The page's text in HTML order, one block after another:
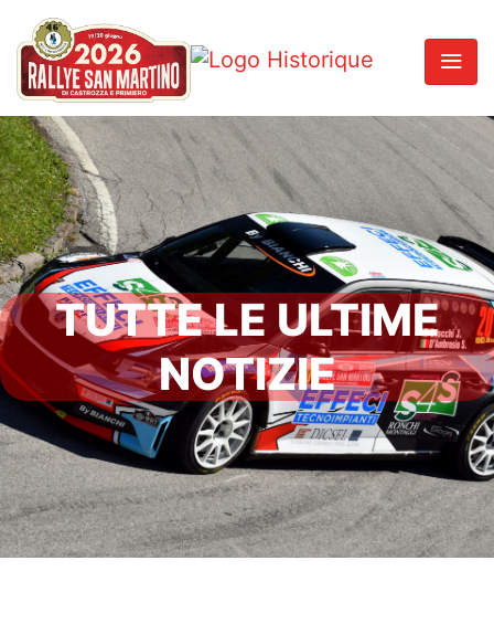
TUTTE LE ULTIME
NOTIZIE